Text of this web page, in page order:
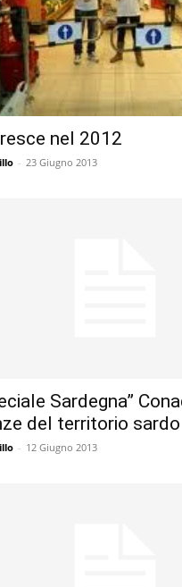
nel 2012
- 23 Giugno 2013
Sardegna”
del territorio sardo
- 12 Giugno 2013